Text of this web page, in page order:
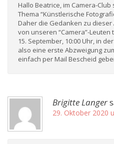
Hallo Beatrice, im Camera-
Thema “Künstlerische
Daher die Gedanken zu
von unseren “Camera”-
15. September, 10:00 Uhr, in
also eine erste Abzweigung
einfach per Mail Bescheid
Brigitte Langer
29. Oktober 2020